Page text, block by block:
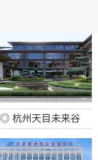
◎ 杭州天目未来谷